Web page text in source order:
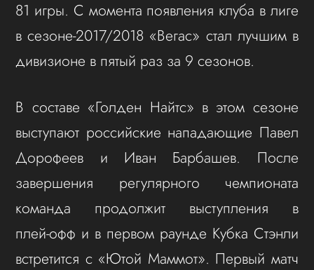
81 игры. С момента появления клуба в лиге
в сезоне‑2017/2018 «Вегас» стал лучшим в
дивизионе в пятый раз за 9 сезонов.
В составе «Голден Найтс» в этом сезоне
выступают российские нападающие Павел
Дорофеев и Иван Барбашев. После
завершения регулярного чемпионата
команда продолжит выступления в
плей‑офф и в первом раунде Кубка Стэнли
встретится с «Ютой Маммот». Первый матч